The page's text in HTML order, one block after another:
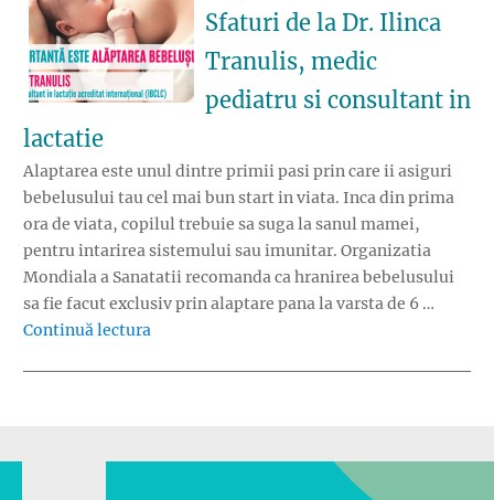
Sfaturi de la Dr. Ilinca
Tranulis, medic
pediatru si consultant in
lactatie
Alaptarea este unul dintre primii pasi prin care ii asiguri
bebelusului tau cel mai bun start in viata. Inca din prima
ora de viata, copilul trebuie sa suga la sanul mamei,
pentru intarirea sistemului sau imunitar. Organizatia
Mondiala a Sanatatii recomanda ca hranirea bebelusului
sa fie facut exclusiv prin alaptare pana la varsta de 6 …
Continuă lectura